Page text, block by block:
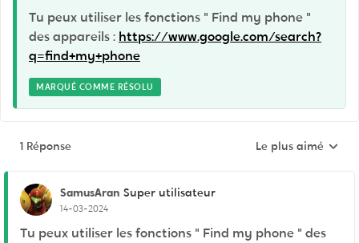
Tu peux utiliser les fonctions " Find my phone "
des appareils : https://www.google.com/search?
q=find+my+phone
MARQUÉ COMME RÉSOLU
1 Réponse Réponses triées
Le plus aimé
SamusAran Super utilisateur
14-03-2024
Tu peux utiliser les fonctions " Find my phone " des